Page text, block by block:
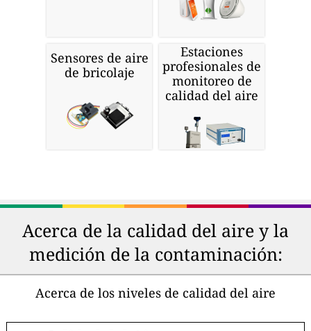
Sensores de aire
de bricolaje
Estaciones
profesionales de
monitoreo de
calidad del aire
Acerca de la calidad del aire y la
medición de la contaminación:
Acerca de los niveles de calidad del aire